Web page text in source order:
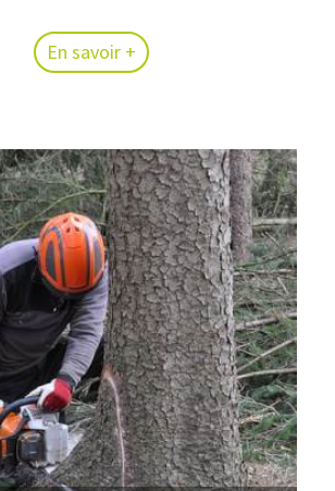
En savoir +